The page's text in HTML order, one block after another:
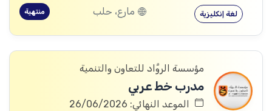
لغة إنكليزية مارع، حلب منتهية
مؤسسة الروَّاد للتعاون والتنمية
مدرب خط عربي
الموعد النهائي: 26/06/2026